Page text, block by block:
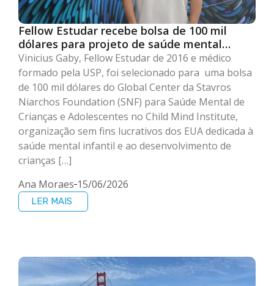
Fellow Estudar recebe bolsa de 100 mil
dólares para projeto de saúde mental
voltado a adolescentes
Vinicius Gaby, Fellow Estudar de 2016 e médico
formado pela USP, foi selecionado para uma bolsa
de 100 mil dólares do Global Center da Stavros
Niarchos Foundation (SNF) para Saúde Mental de
Crianças e Adolescentes no Child Mind Institute,
organização sem fins lucrativos dos EUA dedicada à
saúde mental infantil e ao desenvolvimento de
crianças […]
Ana Moraes 15/06/2026
LER MAIS